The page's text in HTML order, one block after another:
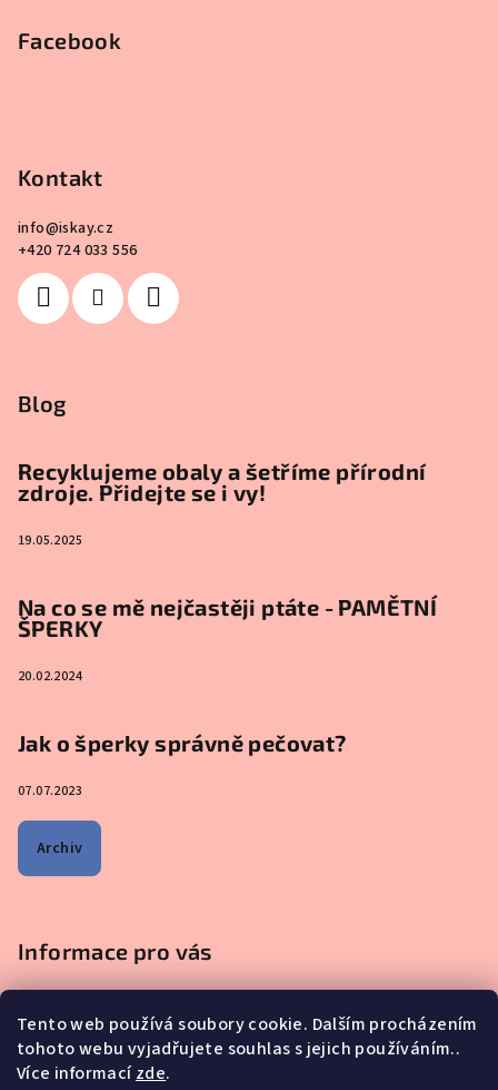
Tento web používá soubory cookie. Dalším procházením
tohoto webu vyjadřujete souhlas s jejich používáním..
Více informacízde.
Facebook
Kontakt
info@iskay.cz
+420 724 033 556
Blog
Recyklujeme obaly a šetříme přírodní
zdroje. Přidejte se i vy!
19.05.2025
Na co se mě nejčastěji ptáte - PAMĚTNÍ
ŠPERKY
20.02.2024
Jak o šperky správně pečovat?
07.07.2023
Archiv
Informace pro vás
Podmínky ochrany osobních údajů
Na co se mě nejčastěji ptáte - ŠPERKY Z MATEŘSKÉHO MLÉKA
Proč nakupovat u nás?